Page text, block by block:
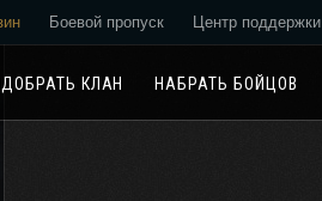
Боевой пропуск Центр поддержки
КЛАН НАБРАТЬ БОЙЦОВ